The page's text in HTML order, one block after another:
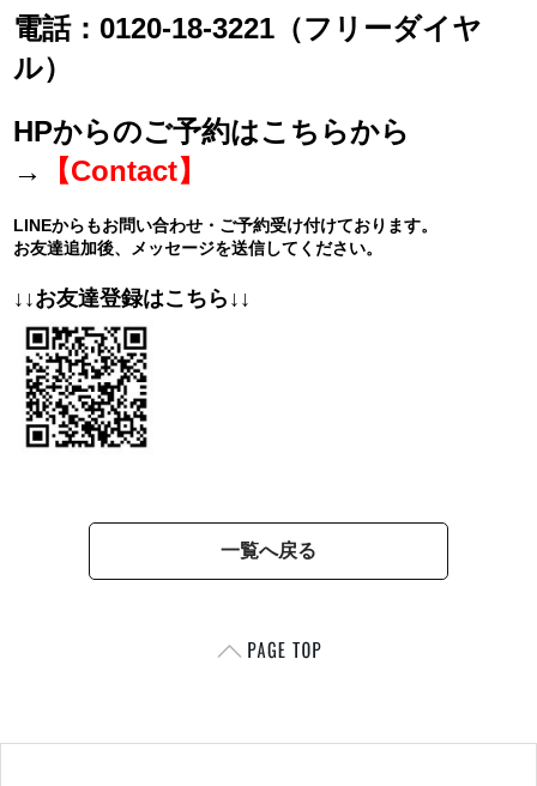
電話：0120-18-3221（フリーダイヤ
ル）
HPからのご予約はこちらから
→
【Contact】
LINEからもお問い合わせ・ご予約受け付けております。
お友達追加後、メッセージを送信してください。
↓↓お友達登録はこちら↓↓
一覧へ戻る